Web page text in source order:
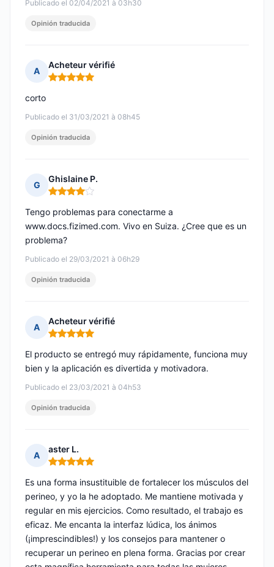
Publicado el 02/04/2021 à 03h30
Opinión traducida
A
Acheteur vérifié
Nota: 5 de 5
Publicado el 31/03/2021 à 08h45
corto
Opinión traducida
G
Ghislaine P.
Nota: 4 de 5
Publicado el 29/03/2021 à 06h29
Tengo problemas para conectarme a
www.docs.fizimed.com. Vivo en Suiza. ¿Cree que es un
problema?
Opinión traducida
A
Acheteur vérifié
Nota: 5 de 5
Publicado el 23/03/2021 à 04h53
El producto se entregó muy rápidamente, funciona muy
bien y la aplicación es divertida y motivadora.
Opinión traducida
A
aster L.
Nota: 5 de 5
Es una forma insustituible de fortalecer los músculos del
perineo, y yo la he adoptado. Me mantiene motivada y
regular en mis ejercicios. Como resultado, el trabajo es
eficaz. Me encanta la interfaz lúdica, los ánimos
(¡imprescindibles!) y los consejos para mantener o
recuperar un perineo en plena forma. Gracias por crear